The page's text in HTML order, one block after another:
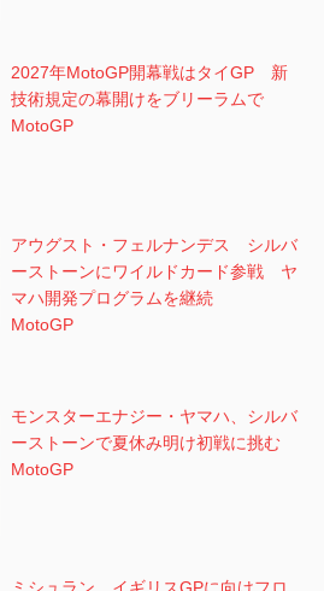
2027年MotoGP開幕戦はタイGP 新
技術規定の幕開けをブリーラムで
MotoGP
アウグスト・フェルナンデス シルバ
ーストーンにワイルドカード参戦 ヤ
マハ開発プログラムを継続
MotoGP
モンスターエナジー・ヤマハ、シルバ
ーストーンで夏休み明け初戦に挑む
MotoGP